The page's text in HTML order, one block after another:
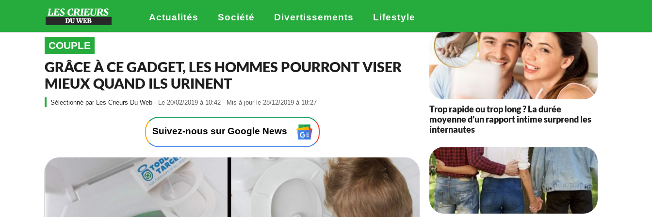
Actualités Société Divertissements Lifestyle
COUPLE
GRÂCE À CE GADGET, LES HOMMES POURRONT VISER
MIEUX QUAND ILS URINENT
Les Crieurs Du Web - Le 20/02/2019 à 10:42 - Mis à jour le 28/12/2019 à 18:27
e
2
0
0
2
0
Suivez-nous sur Google News
Trop rapide ou trop long ? La durée
moyenne d’un rapport intime surprend les
internautes